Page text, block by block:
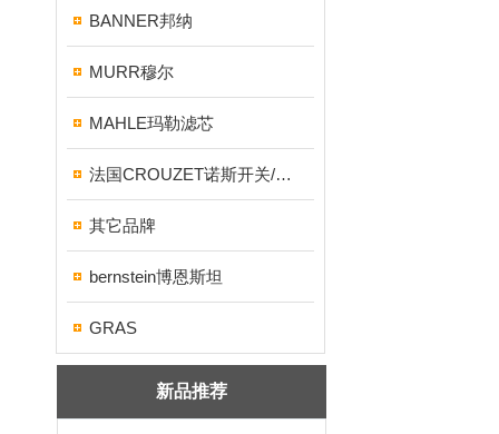
BANNER邦纳
MURR穆尔
MAHLE玛勒滤芯
法国CROUZET诺斯开关/继电器
其它品牌
bernstein博恩斯坦
GRAS
新品推荐